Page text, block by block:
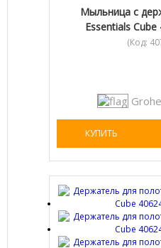
Мыльница с
Essentials
(Код:
КУПИТЬ